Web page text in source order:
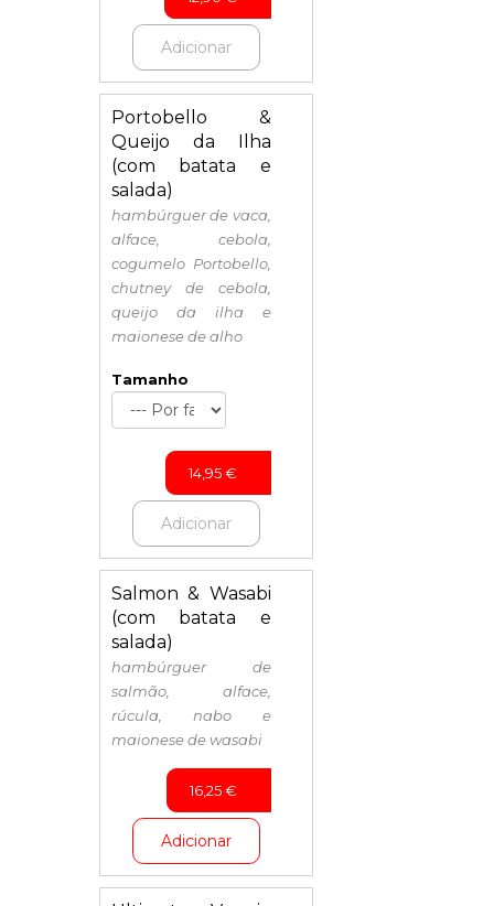
Adicionar
Portobello &
Queijo da Ilha
(com batata e
salada)
hambúrguer de vaca,
alface, cebola,
cogumelo Portobello,
chutney de cebola,
queijo da ilha e
maionese de alho
Tamanho
14,95€
Adicionar
Salmon & Wasabi
(com batata e
salada)
hambúrguer de
salmão, alface,
rúcula, nabo e
maionese de wasabi
16,25€
Adicionar